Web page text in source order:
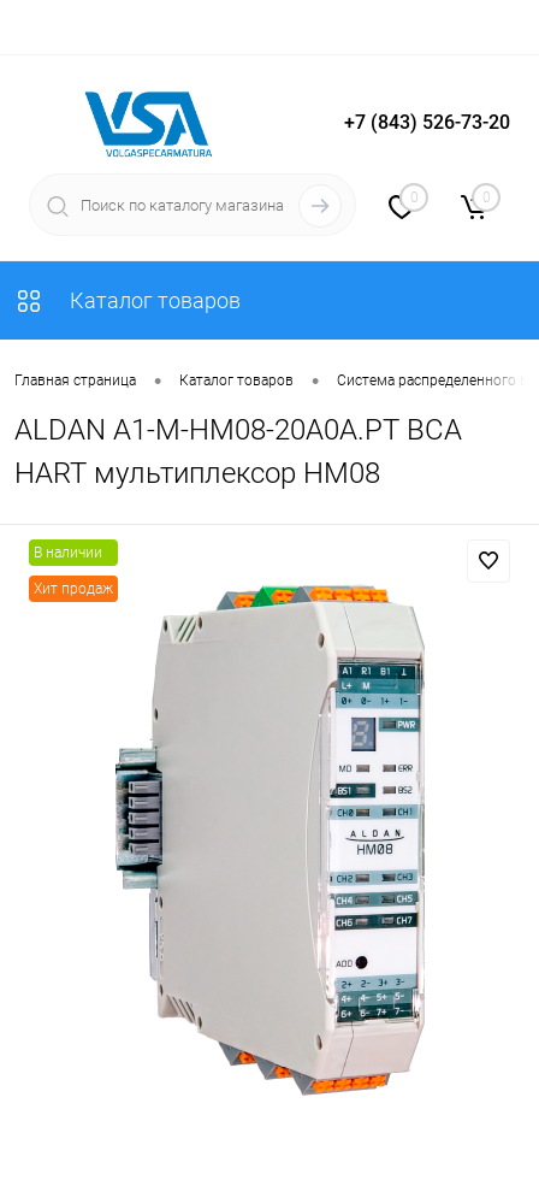
Вход Регистрация
+7 (843) 526-73-20
0 0
Каталог товаров
Главная страница • Каталог товаров • Система распределенного
ALDAN A1-M-HM08-20A0A.PT ВСА
HART мультиплексор HM08
В наличии
Хит продаж